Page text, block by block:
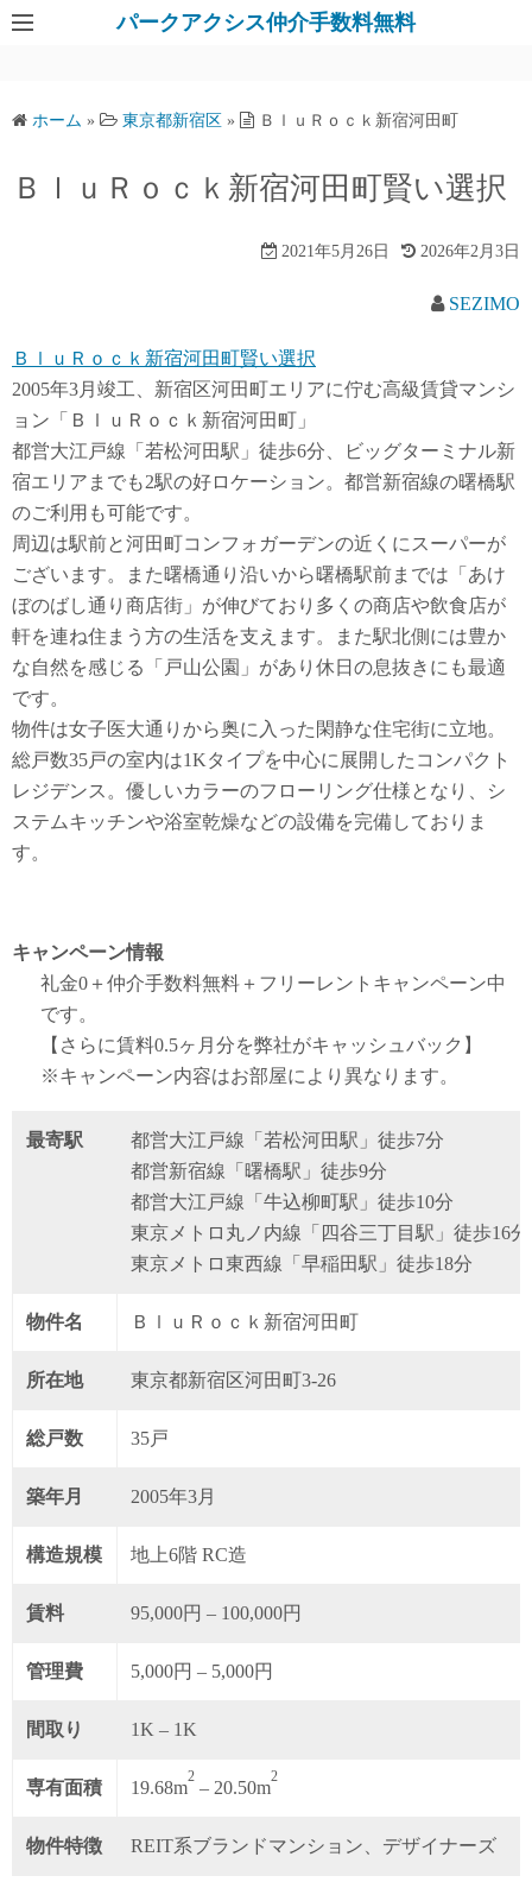
パークアクシス仲介手数料無料
ホーム » 東京都新宿区 » ＢｌｕＲｏｃｋ新宿河田町
ＢｌｕＲｏｃｋ新宿河田町賢い選択
2021年5月26日 2026年2月3日
SEZIMO
ＢｌｕＲｏｃｋ新宿河田町賢い選択
2005年3月竣工、新宿区河田町エリアに佇む高級賃貸マンシ
ョン「ＢｌｕＲｏｃｋ新宿河田町」
都営大江戸線「若松河田駅」徒歩6分、ビッグターミナル新
宿エリアまでも2駅の好ロケーション。都営新宿線の曙橋駅
のご利用も可能です。
周辺は駅前と河田町コンフォガーデンの近くにスーパーが
ございます。また曙橋通り沿いから曙橋駅前までは「あけ
ぼのばし通り商店街」が伸びており多くの商店や飲食店が
軒を連ね住まう方の生活を支えます。また駅北側には豊か
な自然を感じる「戸山公園」があり休日の息抜きにも最適
です。
物件は女子医大通りから奥に入った閑静な住宅街に立地。
総戸数35戸の室内は1Kタイプを中心に展開したコンパクト
レジデンス。優しいカラーのフローリング仕様となり、シ
ステムキッチンや浴室乾燥などの設備を完備しておりま
す。
キャンペーン情報
礼金0 ＋仲介手数料無料 ＋ フリーレント キャンペーン中
です。
【さらに賃料0.5ヶ月分を弊社がキャッシュバック】
※キャンペーン内容はお部屋により異なります。
最寄駅
都営大江戸線「若松河田駅」徒歩7分
都営新宿線「曙橋駅」徒歩9分
都営大江戸線「牛込柳町駅」徒歩10分
東京メトロ丸ノ内線「四谷三丁目駅」徒歩16分
東京メトロ東西線「早稲田駅」徒歩18分
物件名 ＢｌｕＲｏｃｋ新宿河田町
所在地 東京都新宿区河田町3-26
総戸数 35戸
築年月 2005年3月
構造規模 地上6階 RC造
賃料 95,000円 – 100,000円
管理費 5,000円 – 5,000円
間取り 1K – 1K
専有面積 19.68m
2
– 20.50m
2
物件特徴 REIT系ブランドマンション、デザイナーズ